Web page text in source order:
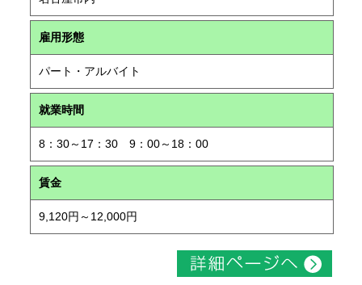
雇用形態
パート・アルバイト
就業時間
8：30～17：30 9：00～18：00
賃金
9,120円～12,000円